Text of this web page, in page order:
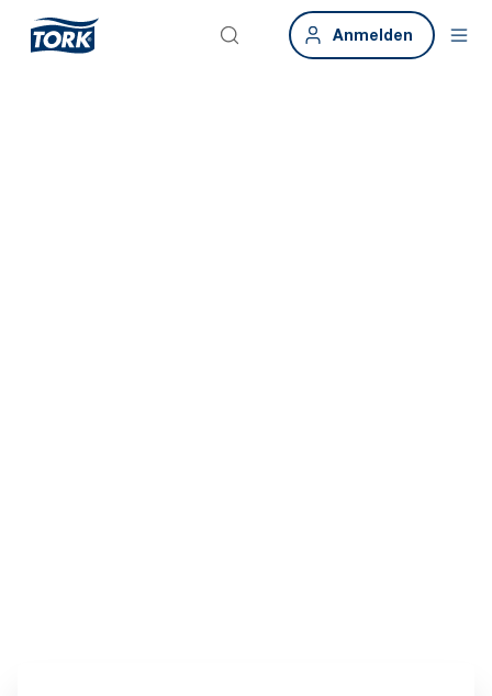
Anmelden